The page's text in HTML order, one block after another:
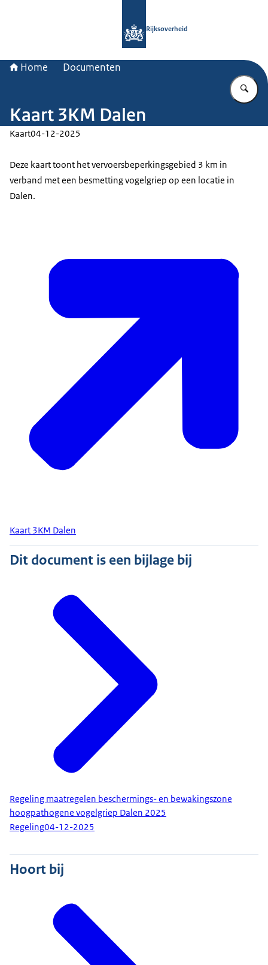
Rijksoverheid
Home Documenten
Kaart 3KM Dalen
Kaart04-12-2025
Deze kaart toont het vervoersbeperkingsgebied 3 km in
verband met een besmetting vogelgriep op een locatie in
Dalen.
Kaart 3KM Dalen
Dit document is een bijlage bij
Regeling maatregelen beschermings- en bewakingszone
hoogpathogene vogelgriep Dalen 2025
Regeling04-12-2025
Hoort bij